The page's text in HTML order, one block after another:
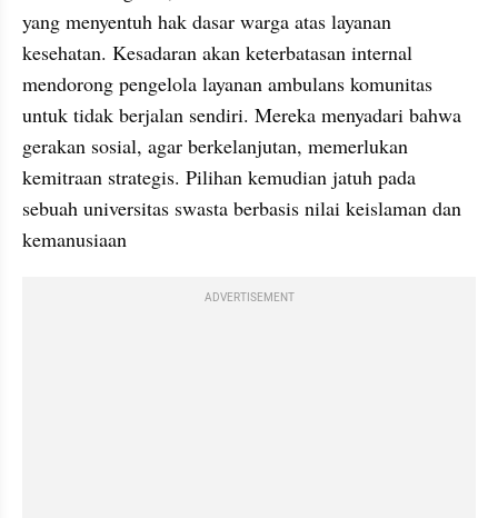
yang menyentuh hak dasar warga atas layanan
kesehatan. Kesadaran akan keterbatasan internal
mendorong pengelola layanan ambulans komunitas
untuk tidak berjalan sendiri. Mereka menyadari bahwa
gerakan sosial, agar berkelanjutan, memerlukan
kemitraan strategis. Pilihan kemudian jatuh pada
sebuah universitas swasta berbasis nilai keislaman dan
kemanusiaan
ADVERTISEMENT